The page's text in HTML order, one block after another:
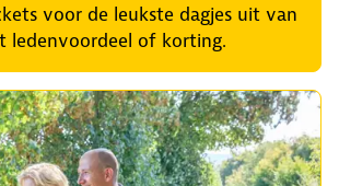
voor de leukste dagjes uit van
ledenvoordeel of korting.